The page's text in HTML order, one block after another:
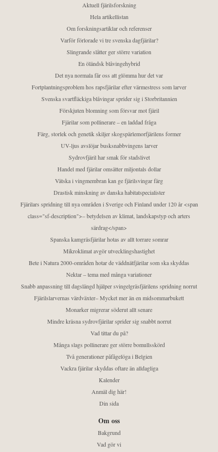
Aktuell fjärilsforskning
Hela artikellistan
Om forskningsartiklar och referenser
Varför förlorade vi tre svenska dagfjärilar?
Slingrande slåtter ger större variation
En öländsk blåvingehybrid
Det nya normala får oss att glömma hur det var
Fortplantningsproblem hos rapsfjärilar efter värmestress som larver
Svenska svartfläckiga blåvingar sprider sig i Storbritannien
Förskjuten blomning som försvar mot fjäril
Fjärilar som pollinerare – en laddad fråga
Färg, storlek och genetik skiljer skogspärlemorfjärilens former
UV-ljus avslöjar busksnabbvingens larver
Sydrovfjäril har smak för stadslivet
Handel med fjärilar omsätter miljontals dollar
Vätska i vingmembran kan ge fjärilsvingar färg
Drastisk minskning av danska habitatspecialister
Fjärilars spridning till nya områden i Sverige och Finland under 120 år <span
class="sf-description">– betydelsen av klimat, landskapstyp och arters
särdrag</span>
Spanska kamgräsfjärilar hotas av allt torrare somrar
Mikroklimat avgör utvecklingshastighet
Bete i Natura 2000-områden hotar de väddnätfjärilar som ska skyddas
Nektar – tema med många variationer
Snabb anpassning till dagslängd hjälper svingelgräsfjärilens spridning norrut
Fjärilslarvernas värdväxter– Mycket mer än en midsommarbukett
Monarker migrerar söderut allt senare
Mindre kräsna sydrovfjärilar sprider sig snabbt norrut
Vad tittar du på?
Många slags pollinerare ger större bomullsskörd
Två generationer påfågelöga i Belgien
Vackra fjärilar skyddas oftare än alldagliga
Kalender
Anmäl dig här!
Din sida
Om oss
Bakgrund
Vad gör vi